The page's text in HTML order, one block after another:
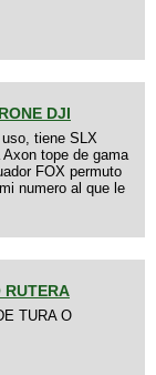
DJI
tiene SLX
tope de gama
FOX permuto
numero al que le
RUTERA
TURA O